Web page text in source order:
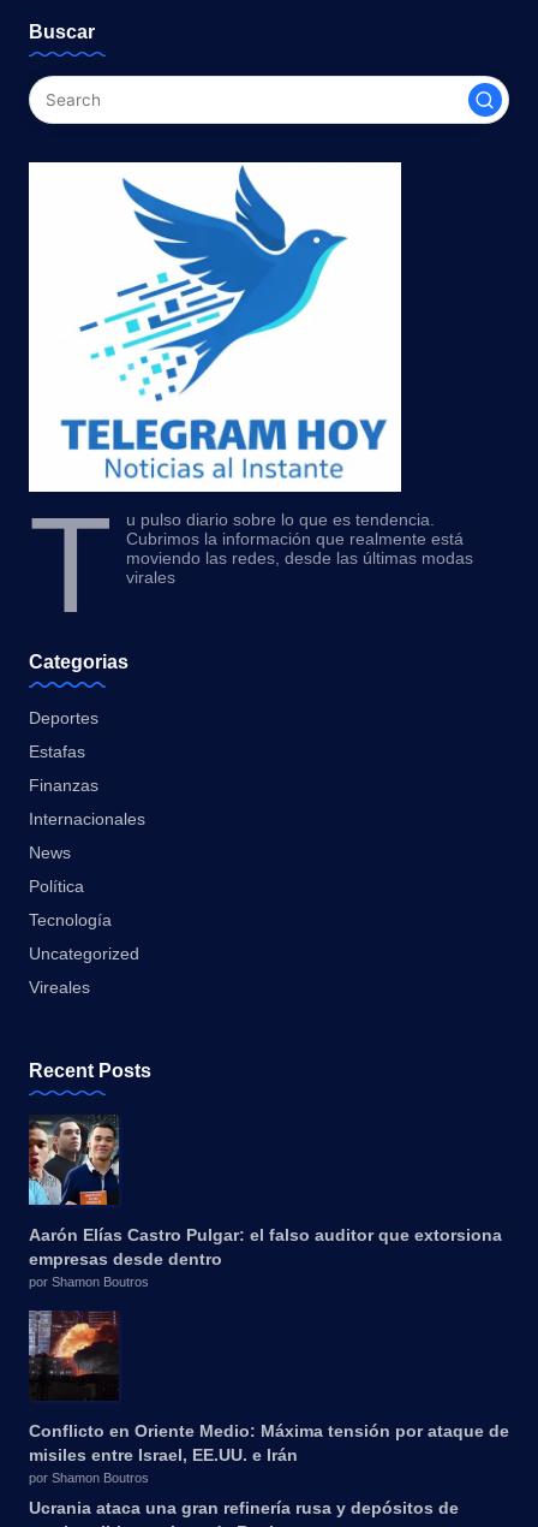
Buscar
T
u pulso diario sobre lo que es tendencia.
Cubrimos la información que realmente está
moviendo las redes, desde las últimas modas
virales
Categorias
Deportes
Estafas
Finanzas
Internacionales
News
Política
Tecnología
Uncategorized
Vireales
Recent Posts
Aarón Elías Castro Pulgar: el falso auditor que extorsiona
empresas desde dentro
por Shamon Boutros
Conflicto en Oriente Medio: Máxima tensión por ataque de
misiles entre Israel, EE.UU. e Irán
por Shamon Boutros
Ucrania ataca una gran refinería rusa y depósitos de